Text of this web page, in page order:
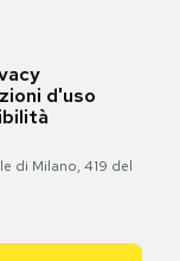
d'uso
di Milano, 419 del